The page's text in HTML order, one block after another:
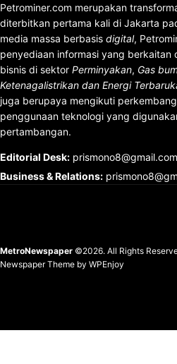
Petrominer.com merupakan
diterbitkan pertama kali di Jakarta
media massa berbasis digital,
penyediaan informasi yang berkaitan
bisnis di sektor Perminyakan, Gas
Ketenagalistrikan dan Energi
juga berupaya mengikuti
penggunaan teknologi yang
pertambangan.
Editorial Desk: prismono8@gmail.com
Business & Relations:
MetroNewspaper ©2026. All Rights
Newspaper Theme by WPEnjoy